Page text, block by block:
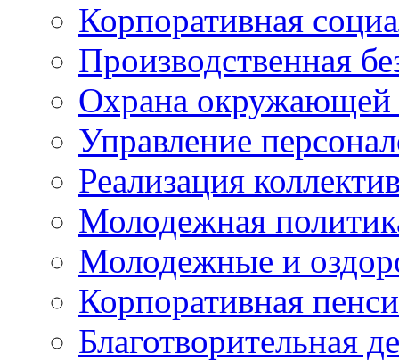
Корпоративная
Производственная
Охрана окружающей
Управление
Реализация
Молодежная
Молодежные и
Корпоративная
Благотворительная